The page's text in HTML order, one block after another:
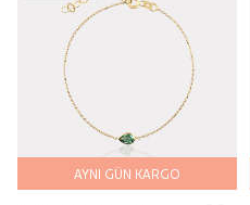
AYNI GÜN KARGO